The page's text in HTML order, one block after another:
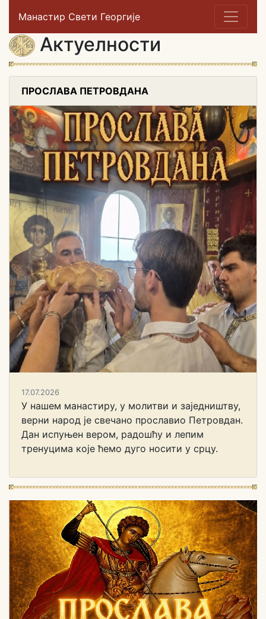
Манастир Свети Георгије
Актуелности
ПРОСЛАВА ПЕТРОВДАНА
17.07.2026
У нашем манастиру, у молитви и заједништву,
верни народ је свечано прославио Петровдан.
Дан испуњен вером, радошћу и лепим
тренуцима које ћемо дуго носити у срцу.